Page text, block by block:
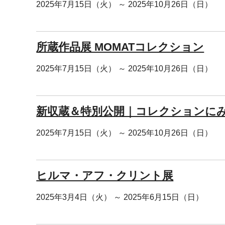
2025年7月15日（火） ～ 2025年10月26日（日）
所蔵作品展 MOMATコレクション
2025年7月15日（火） ～ 2025年10月26日（日）
新収蔵＆特別公開｜コレクションに
2025年7月15日（火） ～ 2025年10月26日（日）
ヒルマ・アフ・クリント展
2025年3月4日（火） ～ 2025年6月15日（日）